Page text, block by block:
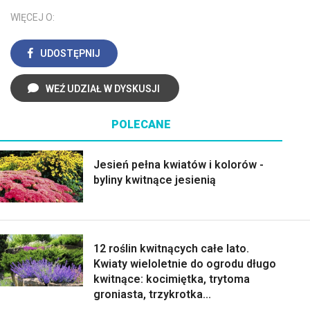
WIĘCEJ O:
UDOSTĘPNIJ
WEŹ UDZIAŁ W DYSKUSJI
POLECANE
Jesień pełna kwiatów i kolorów -
byliny kwitnące jesienią
12 roślin kwitnących całe lato.
Kwiaty wieloletnie do ogrodu długo
kwitnące: kocimiętka, trytoma
groniasta, trzykrotka...